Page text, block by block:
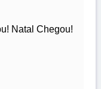
Natal Chegou!